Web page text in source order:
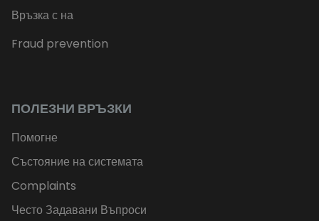
Връзка с на
Fraud prevention
ПОЛЕЗНИ ВРЪЗКИ
Помогне
Състояние на системата
Complaints
Често Задавани Въпроси